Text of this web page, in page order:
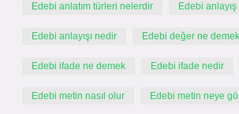
Edebi anlatım türleri nelerdir Edebi
Edebi anlayışı nedir Edebi değer ne demek
Edebi ifade ne demek Edebi ifade nedir
Edebi metin nasıl olur Edebi metin neye